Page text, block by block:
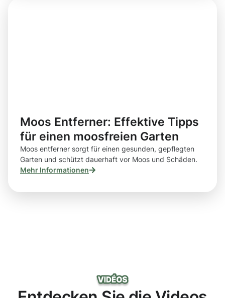
Moos Entferner: Effektive Tipps
für einen moosfreien Garten
Moos entferner sorgt für einen gesunden, gepflegten
Garten und schützt dauerhaft vor Moos und Schäden.
Mehr Informationen